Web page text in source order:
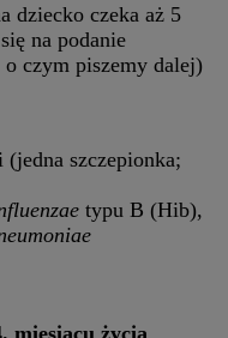
dziecko czeka aż 5
na podanie
czym piszemy dalej)
szczepionka;
typu B (Hib),